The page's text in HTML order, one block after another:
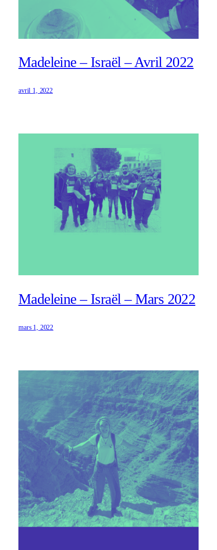
Madeleine – Israël – Avril 2022
avril 1, 2022
Madeleine – Israël – Mars 2022
mars 1, 2022